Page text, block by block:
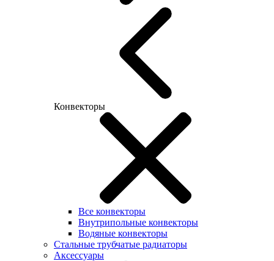
Конвекторы
Все конвекторы
Внутрипольные конвекторы
Водяные конвекторы
Стальные трубчатые радиаторы
Аксессуары